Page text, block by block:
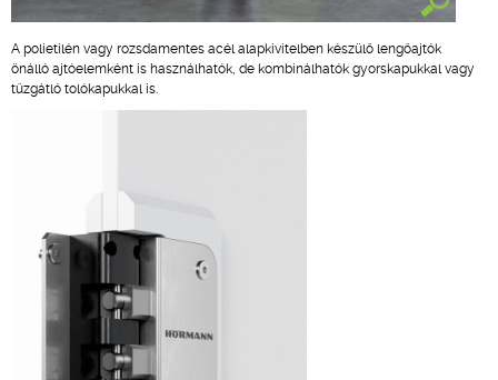
A polietilén vagy rozsdamentes acél alapkivitelben készülő lengőajtók
önálló ajtóelemként is használhatók, de kombinálhatók gyorskapukkal vagy
tűzgátló tolókapukkal is.